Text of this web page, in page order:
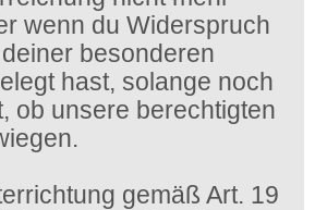
wenn du Widerspruch
besonderen
hast, solange noch
ob unsere berechtigten
gemäß Art. 19